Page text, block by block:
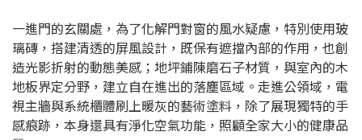
一進門的玄關處，為了化解門對窗的風水疑慮，特別使用玻
璃磚，搭建清透的屏風設計，既保有遮擋內部的作用，也創
造光影折射的動態美感；地坪鋪陳磨石子材質，與室內的木
地板界定分野，建立自在進出的落塵區域。走進公領域，電
視主牆與系統櫃體刷上暖灰的藝術塗料，除了展現獨特的手
感痕跡，本身還具有淨化空氣功能，照顧全家大小的健康品